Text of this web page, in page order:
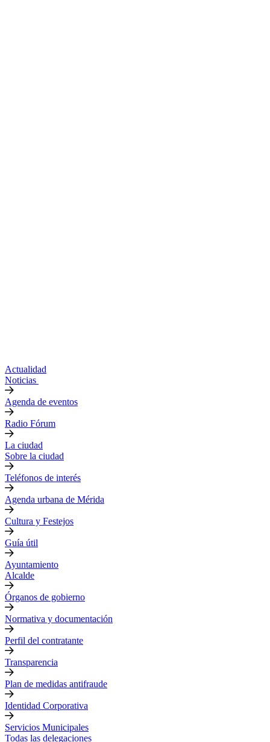
Actualidad
Noticias
Agenda de eventos
Radio Fórum
La ciudad
Sobre la ciudad
Teléfonos de interés
Agenda urbana de Mérida
Cultura y Festejos
Guía útil
Ayuntamiento
Alcalde
Órganos de gobierno
Normativa y documentación
Perfil del contratante
Transparencia
Plan de medidas antifraude
Identidad Corporativa
Servicios Municipales
Todas las delegaciones